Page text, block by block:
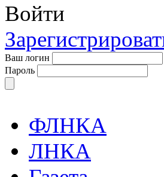
Войти
Ваш логин
Пароль
ФЛНКА
ЛНКА